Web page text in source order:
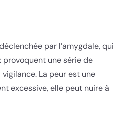
par l’amygdale, qui
provoquent une série de
La peur est une
excessive, elle peut nuire à